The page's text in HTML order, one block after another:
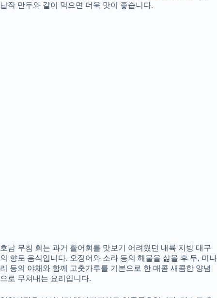
납작 만두와 같이 먹으면 더욱 맛이 좋습니다.
호남 무침 회는 과거 활어회를 맛보기 어려웠던 내륙 지방 대구
의 향토 음식입니다. 오징어와 소라 등의 해물을 삶을 후 무, 미나
리 등의 야채와 함께 고춧가루를 기본으로 한 매콤 새콤한 양념
으로 무쳐내는 요리입니다.